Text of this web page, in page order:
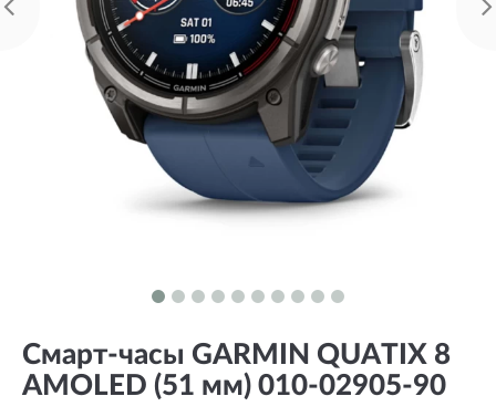
Смарт-часы GARMIN QUATIX 8
AMOLED (51 мм) 010-02905-90